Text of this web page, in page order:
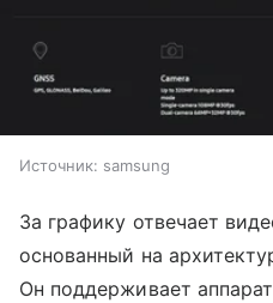
Источник: samsung
За графику отвечает
основанный на
Он поддерживает